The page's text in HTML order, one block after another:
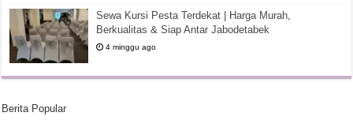
Sewa Kursi Pesta Terdekat | Harga Murah,
Berkualitas & Siap Antar Jabodetabek
4 minggu ago
Berita Popular